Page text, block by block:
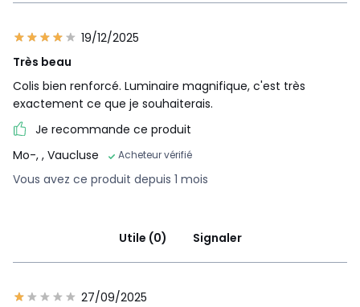
19/12/2025
Très beau
Colis bien renforcé. Luminaire magnifique, c'est très
exactement ce que je souhaiterais.
Je recommande ce produit
Mo-, , Vaucluse Acheteur vérifié
Vous avez ce produit depuis 1 mois
Utile (0) Signaler
27/09/2025